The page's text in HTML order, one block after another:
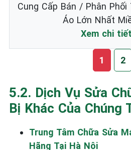
Cung Cấp Bán / Phân Phối
Áo Lớn Nhất
Xem chi
1 2
5.2. Dịch Vụ Sửa
Bị Khác Của Chúng
Trung Tâm Chữa Sửa
Hãng Tại Hà Nội